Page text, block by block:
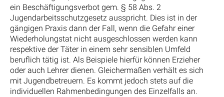
ein Beschäftigungsverbot gem. § 58 Abs. 2
Jugendarbeitsschutzgesetz ausspricht. Dies ist in der
gängigen Praxis dann der Fall, wenn die Gefahr einer
Wiederholungstat nicht ausgeschlossen werden kann
respektive der Täter in einem sehr sensiblen Umfeld
beruflich tätig ist. Als Beispiele hierfür können Erzieher
oder auch Lehrer dienen. Gleichermaßen verhält es sich
mit Jugendbetreuern. Es kommt jedoch stets auf die
individuellen Rahmenbedingungen des Einzelfalls an.